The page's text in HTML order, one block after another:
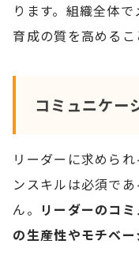
ります。組織全体
育成の質を高めるこ
コミュニケー
リーダーに求めら
ンスキルは必須で
ん。 リーダーのコ
の生産性やモチベ